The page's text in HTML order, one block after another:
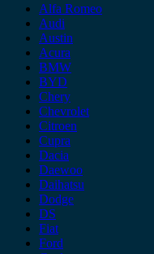
Alfa Romeo
Audi
Austin
Acura
BMW
BYD
Chery
Chevrolet
Citroen
Cupra
Dacia
Daewoo
Daihatsu
Dodge
DS
Fiat
Ford